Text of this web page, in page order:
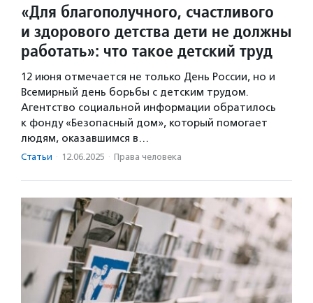
«Для благополучного, счастливого
и здорового детства дети не должны
работать»: что такое детский труд
12 июня отмечается не только День России, но и
Всемирный день борьбы с детским трудом.
Агентство социальной информации обратилось
к фонду «Безопасный дом», который помогает
людям, оказавшимся в…
Статьи · 12.06.2025 · Права человека